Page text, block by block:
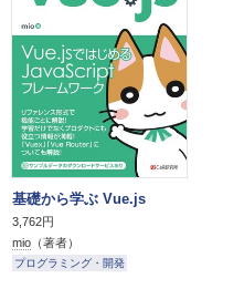
基礎から学ぶ Vue.js
3,762円
mio （著者）
プログラミング・開発